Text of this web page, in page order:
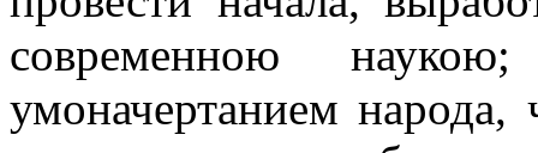
современною
умоначертанием